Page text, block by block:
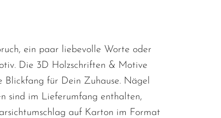
ein paar liebevolle Worte oder
Die 3D Holzschriften & Motive
Blickfang für Dein Zuhause. Nägel
sind im Lieferumfang enthalten,
auf Karton im Format